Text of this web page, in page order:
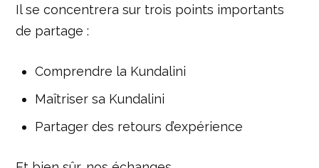
Il se concentrera sur trois points importants
de partage :
Comprendre la Kundalini
Maîtriser sa Kundalini
Partager des retours d’expérience